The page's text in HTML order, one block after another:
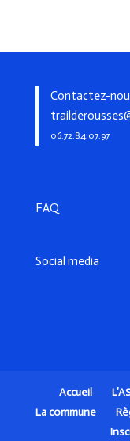
Contactez-
06.72.84.07.97
FAQ
Social media
Accueil
La commune